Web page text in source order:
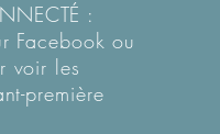
:
Facebook ou
voir les
première